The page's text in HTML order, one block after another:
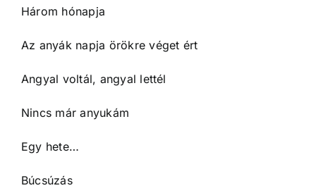
Három hónapja
Az anyák napja örökre véget ért
Angyal voltál, angyal lettél
Nincs már anyukám
Egy hete…
Búcsúzás